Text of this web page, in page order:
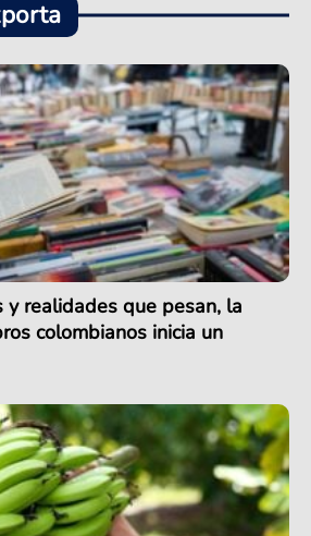
y realidades que pesan, la
colombianos inicia un